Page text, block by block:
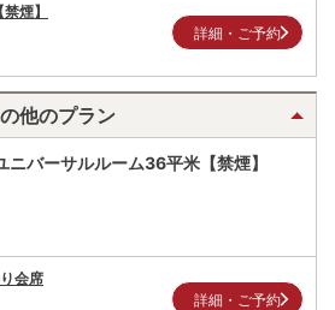
煙】
詳細・ご予約
他のプラン
ニバーサルルーム36平米【禁煙】
会席
詳細・ご予約